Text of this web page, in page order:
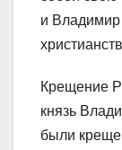
и Владимир
Крещение
князь
были